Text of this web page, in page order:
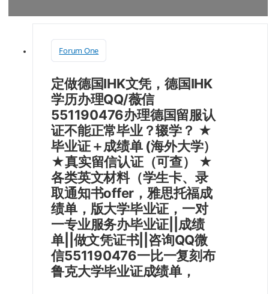
Forum One
定做德国IHK文凭，德国IHK
学历办理QQ/薇信
551190476办理德国留服认
证不能正常毕业？辍学？ ★
毕业证＋成绩单 (海外大学）
★真实留信认证（可查） ★
各类英文材料（学生卡、录
取通知书offer，雅思托福成
绩单，版大学毕业证，一对
一专业服务办毕业证||成绩
单||做文凭证书||咨询QQ微
信551190476一比一复刻布
鲁克大学毕业证成绩单，